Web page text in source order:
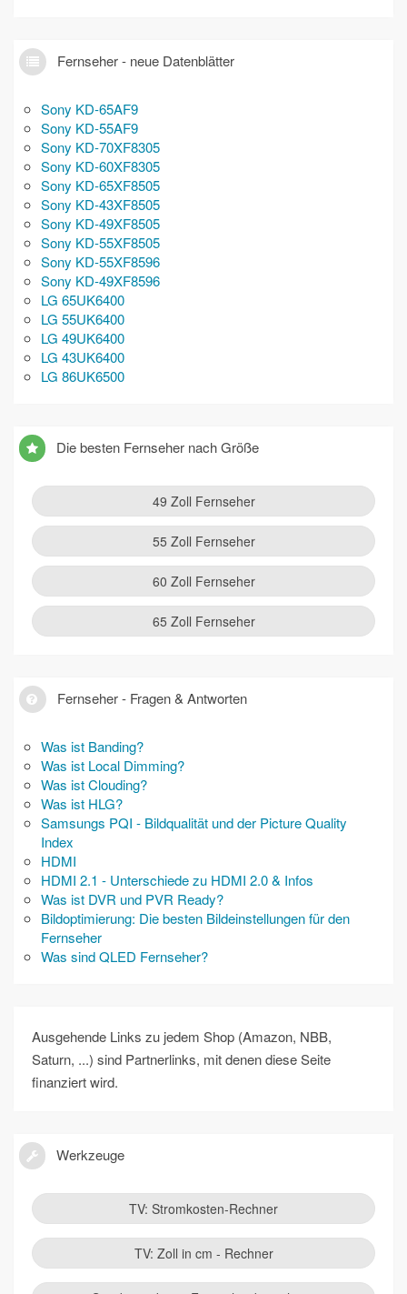
Fernseher - neue Datenblätter
Sony KD-65AF9
Sony KD-55AF9
Sony KD-70XF8305
Sony KD-60XF8305
Sony KD-65XF8505
Sony KD-43XF8505
Sony KD-49XF8505
Sony KD-55XF8505
Sony KD-55XF8596
Sony KD-49XF8596
LG 65UK6400
LG 55UK6400
LG 49UK6400
LG 43UK6400
LG 86UK6500
Die besten Fernseher nach Größe
49 Zoll Fernseher
55 Zoll Fernseher
60 Zoll Fernseher
65 Zoll Fernseher
Fernseher - Fragen & Antworten
Was ist Banding?
Was ist Local Dimming?
Was ist Clouding?
Was ist HLG?
Samsungs PQI - Bildqualität und der Picture Quality
Index
HDMI
HDMI 2.1 - Unterschiede zu HDMI 2.0 & Infos
Was ist DVR und PVR Ready?
Bildoptimierung: Die besten Bildeinstellungen für den
Fernseher
Was sind QLED Fernseher?
Ausgehende Links zu jedem Shop (Amazon, NBB,
Saturn, ...) sind Partnerlinks, mit denen diese Seite
finanziert wird.
Werkzeuge
TV: Stromkosten-Rechner
TV: Zoll in cm - Rechner